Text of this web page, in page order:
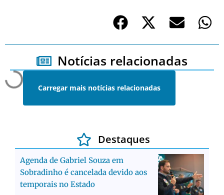
Notícias relacionadas
Carregar mais notícias relacionadas
Destaques
Agenda de Gabriel Souza em
Sobradinho é cancelada devido aos
temporais no Estado